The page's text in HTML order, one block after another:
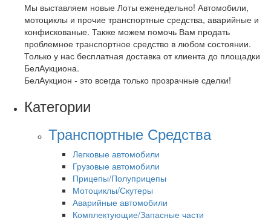
Мы выставляем новые Лоты еженедельно! Автомобили,
мотоциклы и прочие транспортные средства, аварийные и
конфискованые. Также можем помочь Вам продать
проблемное транспортное средство в любом состоянии.
Только у нас бесплатная доставка от клиента до площадки
БелАукциона.
БелАукцион - это всегда только прозрачные сделки!
Категории
Транспортные Средства
Легковые автомобили
Грузовые автомобили
Прицепы/Полуприцепы
Мотоциклы/Скутеры
Аварийные автомобили
Комплектующие/Запасные части